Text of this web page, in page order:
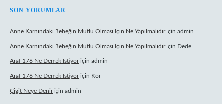
SON YORUMLAR
Anne Karnındaki Bebeğin Mutlu Olması Için Ne Yapılmalıdıriçin admin
Anne Karnındaki Bebeğin Mutlu Olması Için Ne Yapılmalıdıriçin Dede
Araf 176 Ne Demek Istiyoriçin admin
Araf 176 Ne Demek Istiyoriçin Kör
Çiğit Neye Deniriçin admin